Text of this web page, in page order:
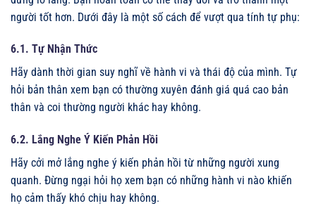
người tốt hơn. Dưới đây là một số cách để vượt qua tính tự phụ:
6.1. Tự Nhận Thức
Hãy dành thời gian suy nghĩ về hành vi và thái độ của mình. Tự
hỏi bản thân xem bạn có thường xuyên đánh giá quá cao bản
thân và coi thường người khác hay không.
6.2. Lắng Nghe Ý Kiến Phản Hồi
Hãy cởi mở lắng nghe ý kiến phản hồi từ những người xung
quanh. Đừng ngại hỏi họ xem bạn có những hành vi nào khiến
họ cảm thấy khó chịu hay không.